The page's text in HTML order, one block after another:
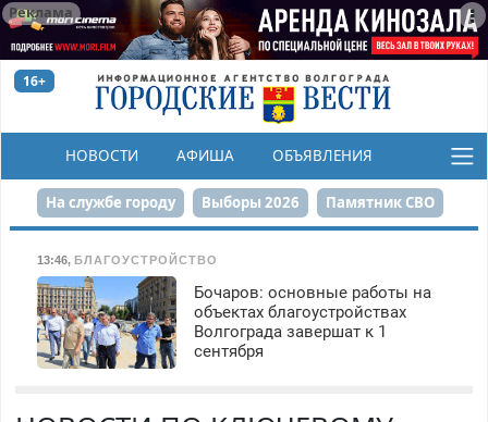
Реклама
16+
НОВОСТИ АФИША ОБЪЯВЛЕНИЯ
КОНКУРСЫ
На службе городу Выборы 2026 Памятник СВО
Сталинград в сердце
Набережная День Победы Реконструкция ЦПКиО
80-летие Победы Парк Героев-летчиков
13:46, БЛАГОУСТРОЙСТВО
Бочаров: основные работы на
объектах благоустройствах
Волгограда завершат к 1
сентября